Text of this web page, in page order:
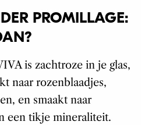
PROMILLAGE:
is zachtroze in je glas,
naar rozenblaadjes,
en smaakt naar
een tikje mineraliteit.